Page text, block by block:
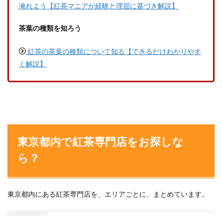
淹れよう【紅茶マニアが経験と理屈に基づき解説】
茶葉の種類を知ろう
紅茶の茶葉の種類について知る【できるだけわかりやす
く解説】
東京都内で紅茶専門店をお探しな
ら？
東京都内にある紅茶専門店を、エリアごとに、まとめています。